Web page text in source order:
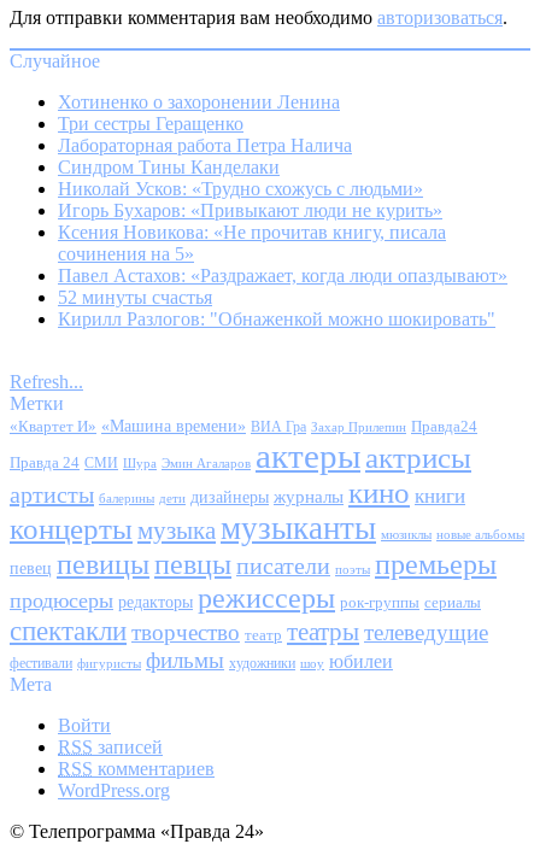
Для отправки комментария вам необходимо авторизоваться.
Случайное
Хотиненко о захоронении Ленина
Три сестры Геращенко
Лабораторная работа Петра Налича
Синдром Тины Канделаки
Николай Усков: «Трудно схожусь с людьми»
Игорь Бухаров: «Привыкают люди не курить»
Ксения Новикова: «Не прочитав книгу, писала
сочинения на 5»
Павел Астахов: «Раздражает, когда люди опаздывают»
52 минуты счастья
Кирилл Разлогов: "Обнаженкой можно шокировать"
Refresh...
Метки
«Квартет И» «Машина времени» ВИА Гра Захар Прилепин Правда24
Правда 24 СМИ Шура Эмин Агаларов актерыактрисы
артисты балерины дети дизайнеры журналы кино книги
концерты музыкамузыканты мюзиклы новые альбомы
певец певицыпевцыписатели поэты премьеры
продюсеры редакторы режиссеры рок-группы сериалы
спектаклитворчество театр театрытелеведущие
фестивали фигуристы фильмы художники шоу юбилеи
Мета
Войти
RSS записей
RSS комментариев
WordPress.org
© Телепрограмма «Правда 24»